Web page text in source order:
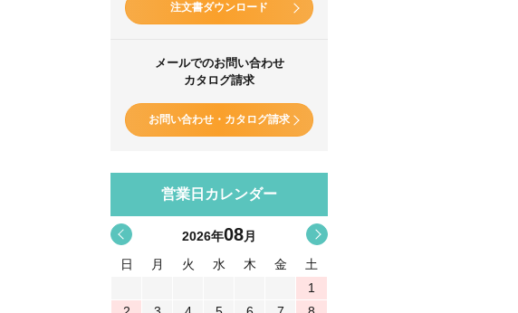
注文書ダウンロード
メールでのお問い合わせ
カタログ請求
お問い合わせ・カタログ請求
営業日カレンダー
< 2026年08月
日
月 火 水 木 金
土
1